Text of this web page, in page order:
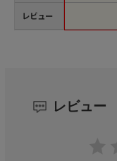
レビュー
レビュー